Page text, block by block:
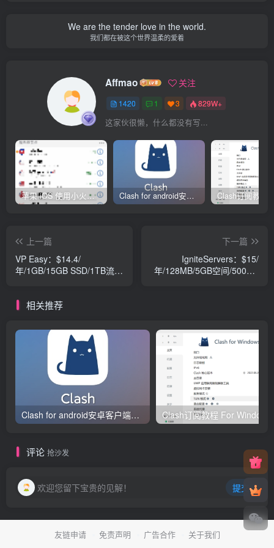
We are the tender love in the world.
我们都在被这个世界温柔的爱着
Affmao 关注
1420 1 3 829W+
这家伙很懒，什么都没有写...
苹果 iOS 使用小火箭(shadowrocket)新手教程 Clash for android安卓客户端保姆级新手使用教程
上一篇
VP Easy：$14.4/
年/1GB/15GB SSD/1TB流
下一篇
IgniteServers：$15/
年/128MB/5GB空间/500GB
相关推荐
Clash for android安卓客户端保姆级新手使用教程
评论 抢沙发
欢迎您留下宝贵的见解！ 提交
友链申请 免责声明 广告合作 关于我们